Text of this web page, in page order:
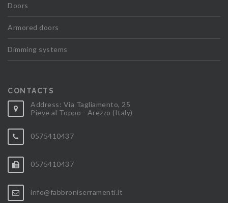
Doors
Armored doors
Dimming systems
CONTACTS
Address: Via Tagliamento, 25
Pieve al Toppo - Arezzo (Italy)
0575410437
0575410437
info@fabbroniserramenti.it